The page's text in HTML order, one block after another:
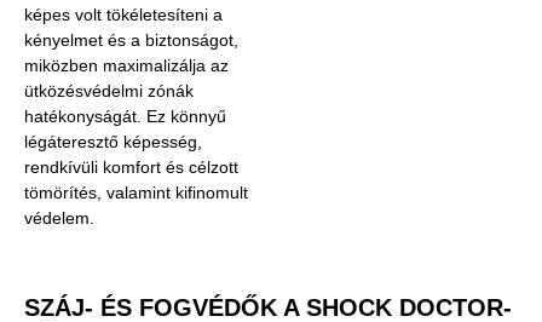
képes volt tökéletesíteni a
kényelmet és a biztonságot,
miközben maximalizálja az
ütközésvédelmi zónák
hatékonyságát. Ez könnyű
légáteresztő képesség,
rendkívüli komfort és célzott
tömörítés, valamint kifinomult
védelem.
SZÁJ- ÉS FOGVÉDŐK A SHOCK DOCTOR-